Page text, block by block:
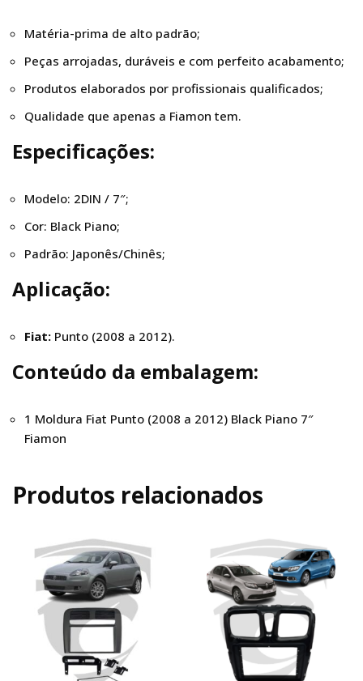
Matéria-prima de alto padrão;
Peças arrojadas, duráveis e com perfeito acabamento;
Produtos elaborados por profissionais qualificados;
Qualidade que apenas a Fiamon tem.
Especificações:
Modelo: 2DIN / 7″;
Cor: Black Piano;
Padrão: Japonês/Chinês;
Aplicação:
Fiat: Punto (2008 a 2012).
Conteúdo da embalagem:
1 Moldura Fiat Punto (2008 a 2012) Black Piano 7″
Fiamon
Produtos relacionados